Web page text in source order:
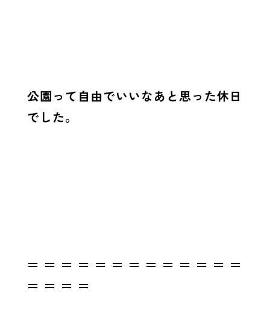
公園って自由でいいなあと思った休日
でした。
＝ ＝ ＝ ＝ ＝ ＝ ＝ ＝ ＝ ＝ ＝ ＝ ＝
＝ ＝ ＝ ＝